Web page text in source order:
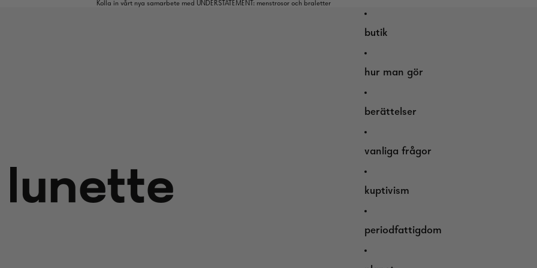
Kolla in vårt nya samarbete med UNDERSTATEMENT: menstrosor och braletter
butik
hur man gör
berättelser
vanliga frågor
kuptivism
periodfattigdom